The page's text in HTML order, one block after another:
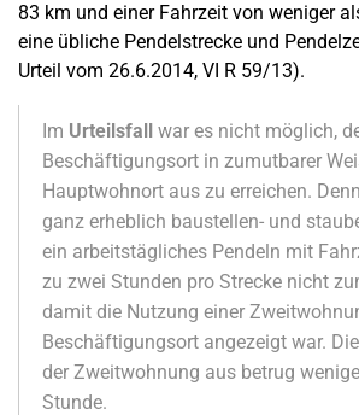
83 km und einer Fahrzeit von weniger
eine übliche Pendelstrecke und
Urteil vom 26.6.2014, VI R 59/13).
Im Urteilsfall war es nicht möglich,
Beschäftigungsort in zumutbarer
Hauptwohnort aus zu erreichen.
ganz erheblich baustellen- und
ein arbeitstägliches Pendeln mit
zu zwei Stunden pro Strecke nicht
damit die Nutzung einer
Beschäftigungsort angezeigt war.
der Zweitwohnung aus betrug
Stunde.